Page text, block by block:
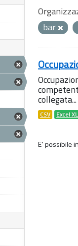
bar
collegata...
CSV Excel
E' possibile